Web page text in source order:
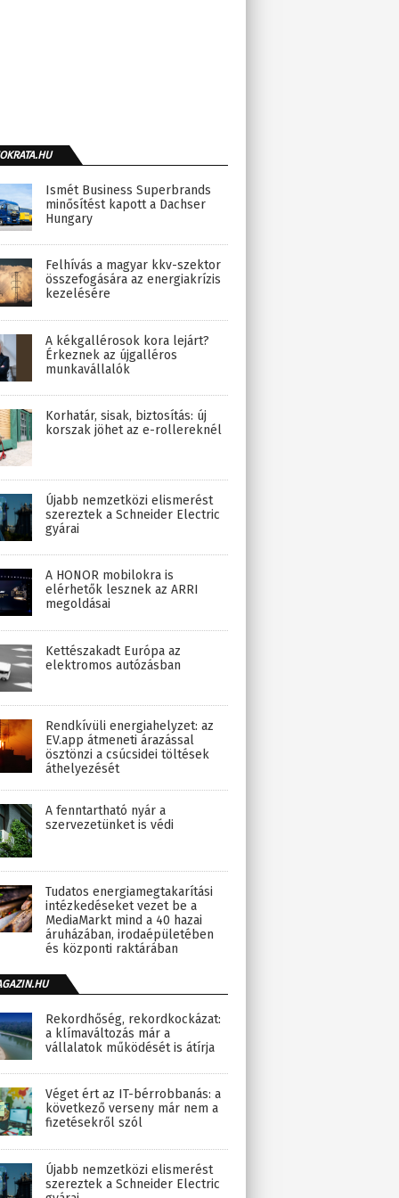
Ismét Business Superbrands
minősítést kapott a Dachser
Hungary
Felhívás a magyar kkv-szektor
összefogására az energiakrízis
kezelésére
A kékgallérosok kora lejárt?
Érkeznek az újgalléros
munkavállalók
Korhatár, sisak, biztosítás: új
korszak jöhet az e-rollereknél
Újabb nemzetközi elismerést
szereztek a Schneider Electric
gyárai
A HONOR mobilokra is
elérhetők lesznek az ARRI
megoldásai
Kettészakadt Európa az
elektromos autózásban
Rendkívüli energiahelyzet: az
EV.app átmeneti árazással
ösztönzi a csúcsidei töltések
áthelyezését
A fenntartható nyár a
szervezetünket is védi
Tudatos energiamegtakarítási
intézkedéseket vezet be a
MediaMarkt mind a 40 hazai
áruházában, irodaépületében
és központi raktárában
Rekordhőség, rekordkockázat:
a klímaváltozás már a
vállalatok működését is átírja
Véget ért az IT-bérrobbanás: a
következő verseny már nem a
fizetésekről szól
Újabb nemzetközi elismerést
szereztek a Schneider Electric